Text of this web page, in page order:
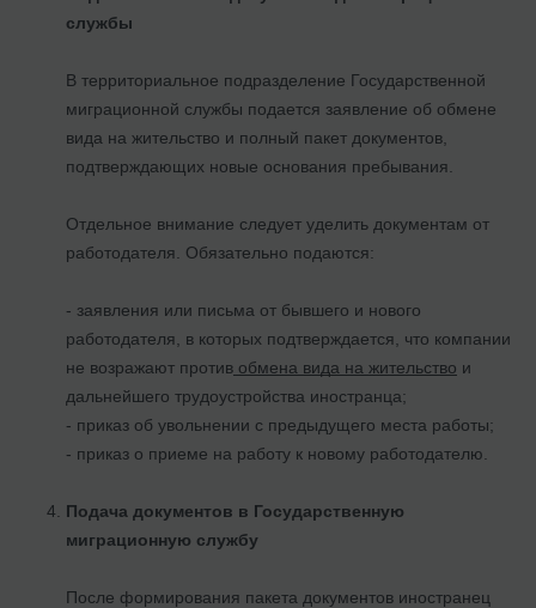
службы
В территориальное подразделение Государственной
миграционной службы подается заявление об обмене
вида на жительство и полный пакет документов,
подтверждающих новые основания пребывания.
Отдельное внимание следует уделить документам от
работодателя. Обязательно подаются:
- заявления или письма от бывшего и нового
работодателя, в которых подтверждается, что компании
не возражают против обмена вида на жительство и
дальнейшего трудоустройства иностранца;
- приказ об увольнении с предыдущего места работы;
- приказ о приеме на работу к новому работодателю.
Подача документов в Государственную
миграционную службу
После формирования пакета документов иностранец